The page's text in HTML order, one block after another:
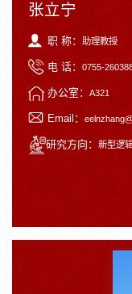
张立宁
职 称： 助理教授
电 话： 0755-
办公室： A321
Email：
研究方向： 新型逻辑